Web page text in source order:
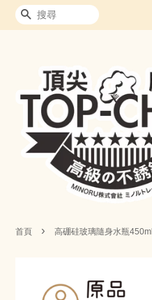
搜尋
首頁 › 高硼硅玻璃隨身水瓶450ml